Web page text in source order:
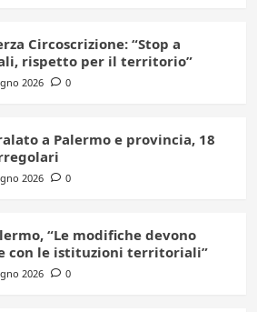
Circoscrizione: “Stop a
rispetto per il territorio”
2026 0
a Palermo e provincia, 18
2026 0
“Le modifiche devono
con le istituzioni territoriali”
2026 0